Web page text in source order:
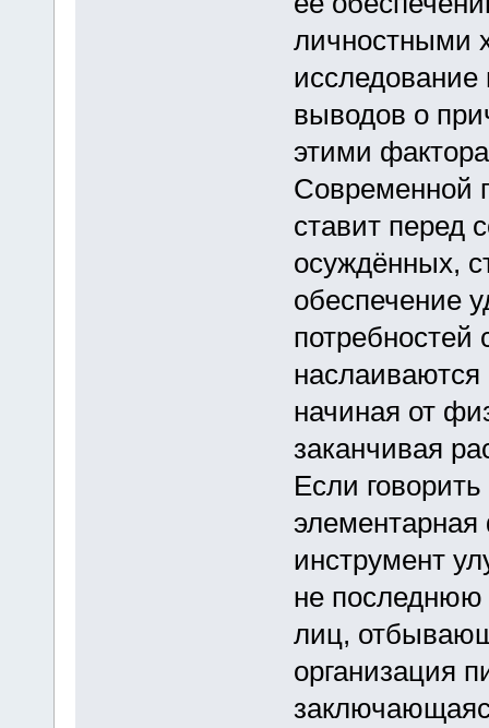
личностными
исследование
выводов о
этими
Современной
ставит перед
осуждённых,
обеспечение
потребностей
начиная от
заканчивая
Если
инструмент
не последнюю
лиц,
организация